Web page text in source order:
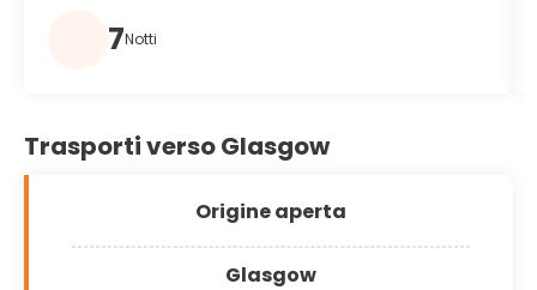
7Notti
Trasporti verso Glasgow
Origine aperta
Glasgow